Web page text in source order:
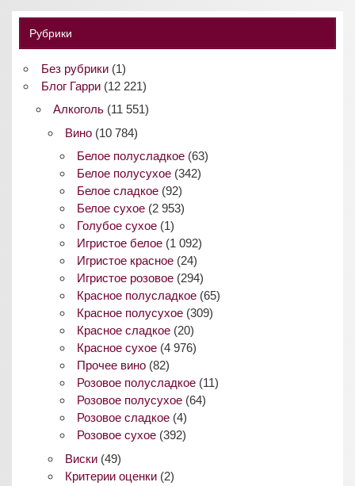
Рубрики
Без рубрики(1)
Блог Гарри(12 221)
Алкоголь(11 551)
Вино(10 784)
Белое полусладкое (63)
Белое полусухое (342)
Белое сладкое (92)
Белое сухое (2 953)
Голубое сухое (1)
Игристое белое (1 092)
Игристое красное (24)
Игристое розовое (294)
Красное полусладкое (65)
Красное полусухое (309)
Красное сладкое (20)
Красное сухое (4 976)
Прочее вино (82)
Розовое полусладкое (11)
Розовое полусухое (64)
Розовое сладкое (4)
Розовое сухое (392)
Виски(49)
Критерии оценки(2)